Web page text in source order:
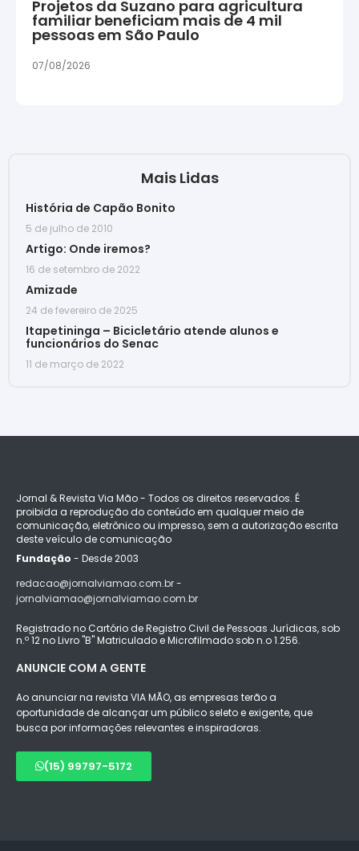
Projetos da Suzano para agricultura
familiar beneficiam mais de 4 mil
pessoas em São Paulo
07/08/2026
Mais Lidas
História de Capão Bonito
5 de julho de 2010
Artigo: Onde iremos?
16 de setembro de 2022
Amizade
24 de fevereiro de 2025
Itapetininga – Bicicletário atende alunos e
funcionários do Senac
11 de março de 2022
Jornal & Revista Via Mão - Todos os direitos reservados. É
proibida a reprodução do conteúdo em qualquer meio de
comunicação, eletrônico ou impresso, sem a autorização escrita
deste veículo de comunicação
Fundação - Desde 2003
redacao@jornalviamao.com.br -
jornalviamao@jornalviamao.com.br
Registrado no Cartório de Registro Civil de Pessoas Jurídicas, sob
n.º 12 no Livro "B" Matriculado e Microfilmado sob n.o 1.256.
ANUNCIE COM A GENTE
Ao anunciar na revista VIA MÃO, as empresas terão a
oportunidade de alcançar um público seleto e exigente, que
busca por informações relevantes e inspiradoras.
(15) 99797-5172